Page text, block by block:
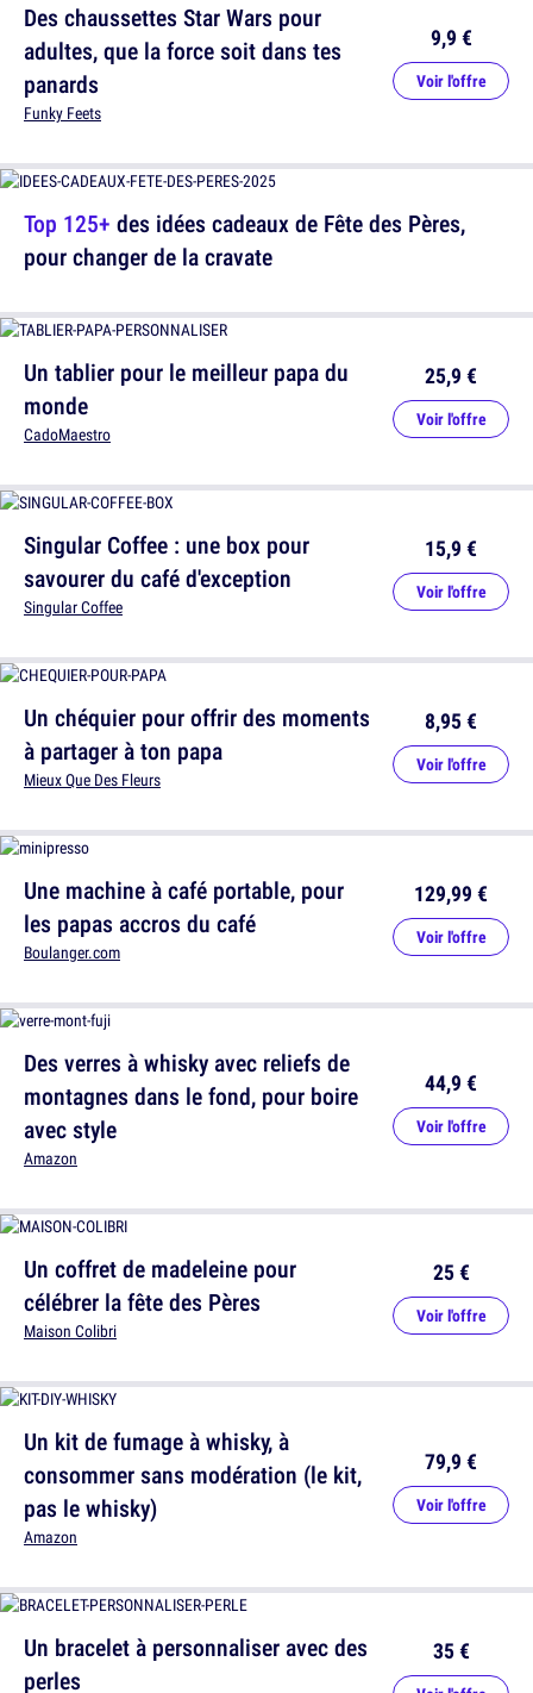
Des chaussettes Star Wars pour
adultes, que la force soit dans tes
panards
Funky Feets
9,9 €
Voir l'offre
Un tablier pour le meilleur papa du
monde
CadoMaestro
25,9 €
Voir l'offre
Singular Coffee : une box pour
savourer du café d'exception
Singular Coffee
15,9 €
Voir l'offre
Une machine à café portable, pour
les papas accros du café
Boulanger.com
129,99 €
Voir l'offre
Un coffret de madeleine pour
célébrer la fête des Pères
Maison Colibri
25 €
Voir l'offre
Un bracelet à personnaliser avec des
perles
35 €
Top 125+ des idées cadeaux de Fête des Pères,
pour changer de la cravate
Un chéquier pour offrir des moments
à partager à ton papa
Mieux Que Des Fleurs
8,95 €
Voir l'offre
Des verres à whisky avec reliefs de
montagnes dans le fond, pour boire
avec style
Amazon
44,9 €
Voir l'offre
Un kit de fumage à whisky, à
consommer sans modération (le kit,
pas le whisky)
Amazon
79,9 €
Voir l'offre